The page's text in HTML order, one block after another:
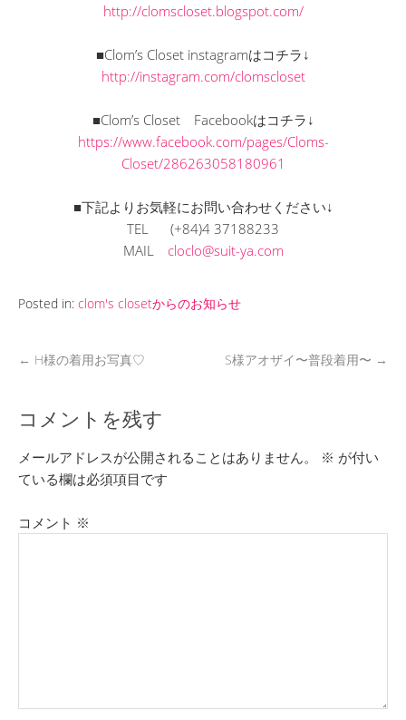
http://clomscloset.blogspot.com/
■Clom’s Closet instagramはコチラ↓
http://instagram.com/clomscloset
■Clom’s Closet Facebookはコチラ↓
https://www.facebook.com/pages/Cloms-
Closet/286263058180961
■下記よりお気軽にお問い合わせください↓
TEL (+84)4 37188233
MAIL cloclo@suit-ya.com
Posted in: clom's closetからのお知らせ
← H様の着用お写真♡ S様アオザイ〜普段着用〜 →
コメントを残す
メールアドレスが公開されることはありません。 ※ が付い
ている欄は必須項目です
コメント ※